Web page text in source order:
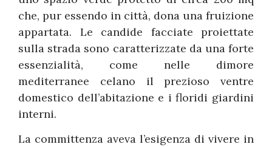
che, pur essendo in città, dona una fruizione
appartata. Le candide facciate proiettate
sulla strada sono caratterizzate da una forte
essenzialità, come nelle dimore
mediterranee celano il prezioso ventre
domestico dell’abitazione e i floridi giardini
interni.
La committenza aveva l’esigenza di vivere in